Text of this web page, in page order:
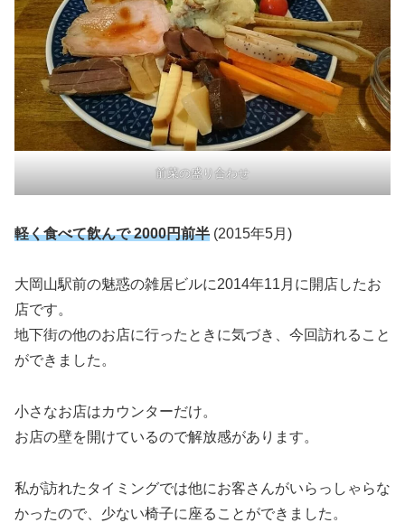
前菜の盛り合わせ
軽く食べて飲んで 2000円前半 (2015年5月)
大岡山駅前の魅惑の雑居ビルに2014年11月に開店したお
店です。
地下街の他のお店に行ったときに気づき、今回訪れること
ができました。
小さなお店はカウンターだけ。
お店の壁を開けているので解放感があります。
私が訪れたタイミングでは他にお客さんがいらっしゃらな
かったので、少ない椅子に座ることができました。